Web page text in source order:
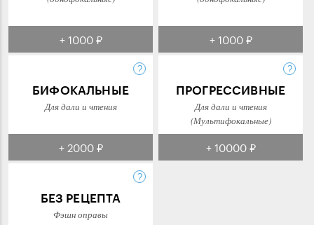
+ 1000 ₽ + 1000 ₽
БИФОКАЛЬНЫЕ
Для дали и чтения
+ 2000 ₽
ПРОГРЕССИВНЫЕ
Для дали и чтения
(Мультифокальные)
+ 10000 ₽
БЕЗ РЕЦЕПТА
Фэшн оправы